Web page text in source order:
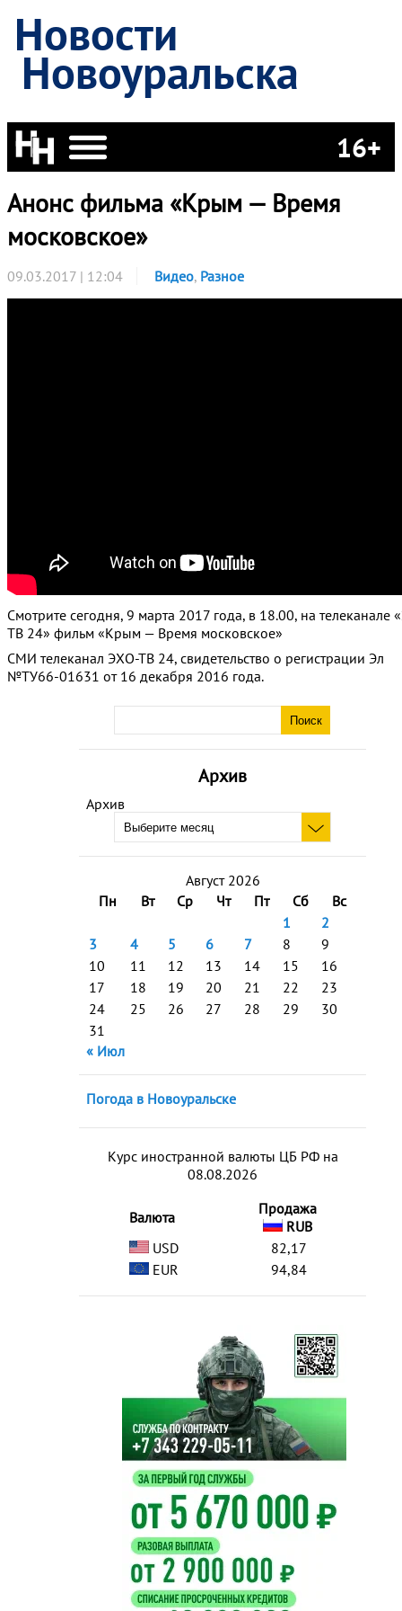
Новости
Новоуральска
16+
Архив
Архив
Август 2026
Пн
Вт Ср Чт Пт Сб
Вс
1
2
3
4 5 6 7 8
9
10
11 12 13 14 15
16
17
18 19 20 21 22
23
24
25 26 27 28 29
30
31
« Июл
Погода в Новоуральске
Курс иностранной валюты ЦБ РФ на
08.08.2026
Валюта
Продажа
RUB
USD
82,17
EUR
94,84
Анонс фильма «Крым — Время
московское»
09.03.2017 | 12:04 Видео, Разное
Смотрите сегодня, 9 марта 2017 года, в 18.00, на телеканале
ТВ 24» фильм «Крым — Время московское»
СМИ телеканал ЭХО-ТВ 24, свидетельство о регистрации Эл
№ТУ66-01631 от 16 декабря 2016 года.